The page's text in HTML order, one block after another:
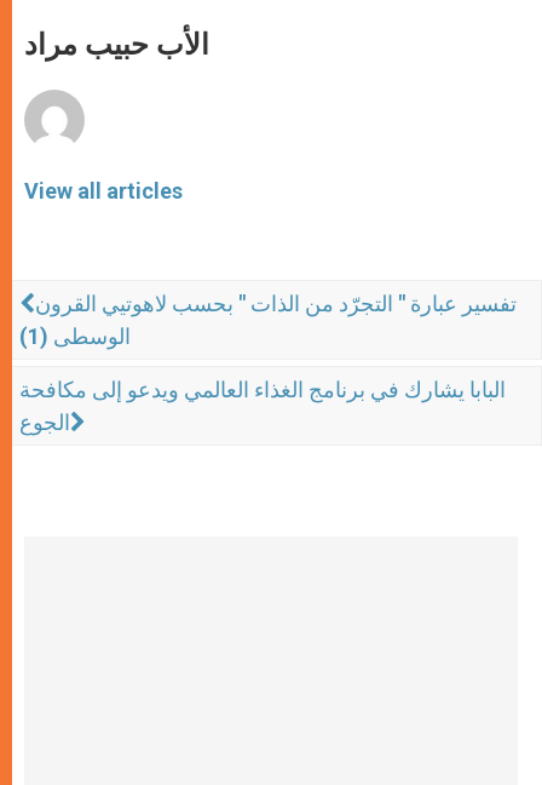
p e k
rالأب حبيب مراد
View all articles
تفسير عبارة " التجرّد من الذات " بحسب لاهوتيي القرون
الوسطى (1)
البابا يشارك في برنامج الغذاء العالمي ويدعو إلى مكافحة
الجوع